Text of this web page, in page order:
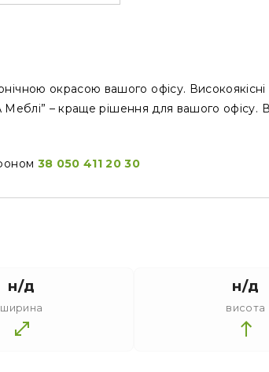
окрасою вашого офісу. Високоякісні
Меблі” – краще рішення для вашого офісу.
38 050 411 20 30
н/д
ширина
н/д
висота